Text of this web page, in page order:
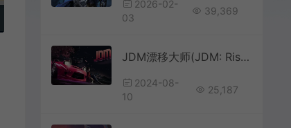
2026-02-
03
39,369
JDM漂移大师(JDM: Rise of the Scorpion)日系赛车竞速游戏|下载
2024-08-
10
25,187